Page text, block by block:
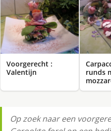
Voorgerecht :
Valentijn
runds
Op zoek naar een